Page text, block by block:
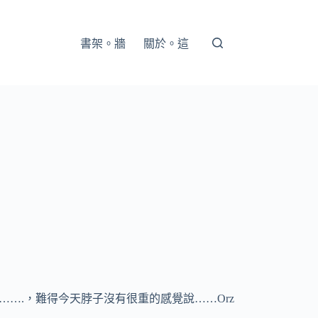
書架。牆 關於。這
，難得今天脖子沒有很重的感覺說……Orz